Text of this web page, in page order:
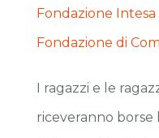
Fondazione
Fondazione di
I ragazzi e le
riceveranno